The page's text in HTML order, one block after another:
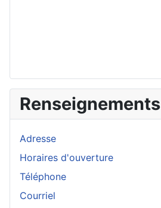
Renseignements
Adresse
Horaires d'ouverture
Téléphone
Courriel